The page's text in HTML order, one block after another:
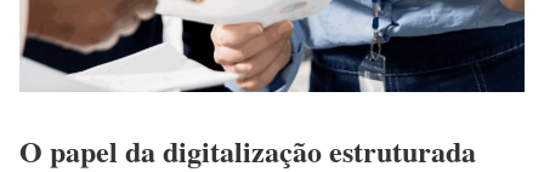
O papel da digitalização estruturada